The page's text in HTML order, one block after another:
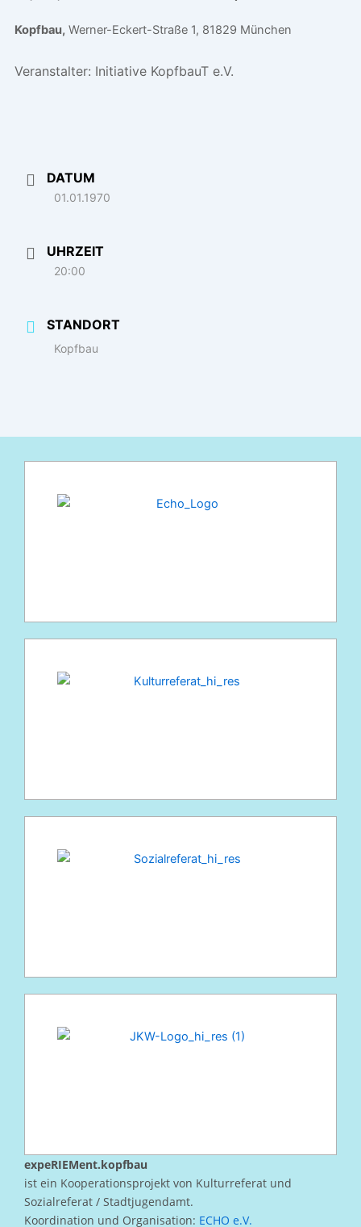
Kopfbau, Werner-Eckert-Straße 1, 81829 München
Veranstalter: Initiative KopfbauT e.V.
DATUM
01.01.1970
UHRZEIT
20:00
STANDORT
Kopfbau
expeRIEMent.kopfbau
ist ein Kooperationsprojekt von Kulturreferat und
Sozialreferat / Stadtjugendamt.
Koordination und Organisation: ECHO e.V.